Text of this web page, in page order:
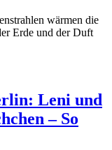
wärmen die
Erde und der Duft
Leni und
– So